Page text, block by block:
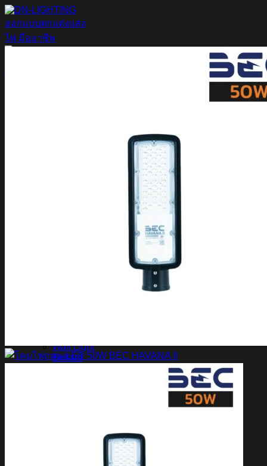
ข้าม
ไป
ยัง
DOWNLIGHT AR111
Downlight LED COB
หลอดไฟ LED MEGAMAN
หลอดไฟ LED LAMPO
Wall Light
Bollard
Streetlight solar cell